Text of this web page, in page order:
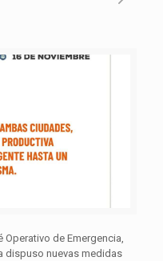
de Emergencia,
dispuso nuevas medidas